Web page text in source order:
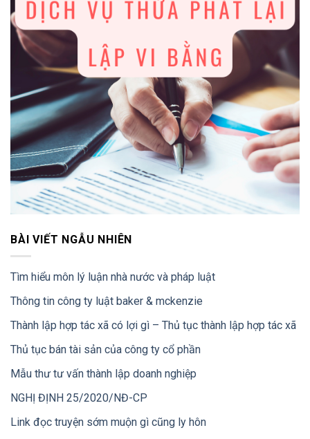
BÀI VIẾT NGẪU NHIÊN
Tìm hiểu môn lý luận nhà nước và pháp luật
Thông tin công ty luật baker & mckenzie
Thành lập hợp tác xã có lợi gì – Thủ tục thành lập hợp tác xã
Thủ tục bán tài sản của công ty cổ phần
Mẫu thư tư vấn thành lập doanh nghiệp
NGHỊ ĐỊNH 25/2020/NĐ-CP
Link đọc truyện sớm muộn gì cũng ly hôn